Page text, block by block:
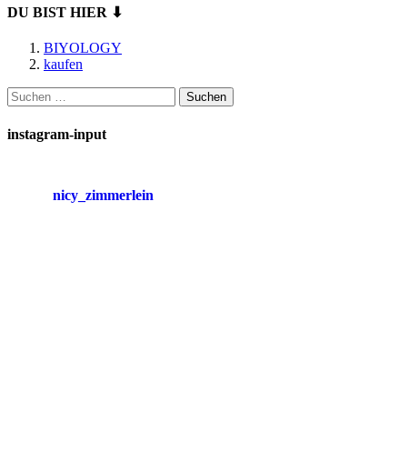
DU BIST HIER ⬇
BIYOLOGY
kaufen
Suchen
nach:
instagram-input
nicy_zimmerlein